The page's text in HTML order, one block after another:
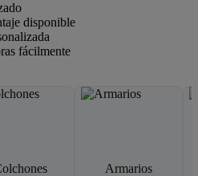
disponible
fácilmente
Armarios